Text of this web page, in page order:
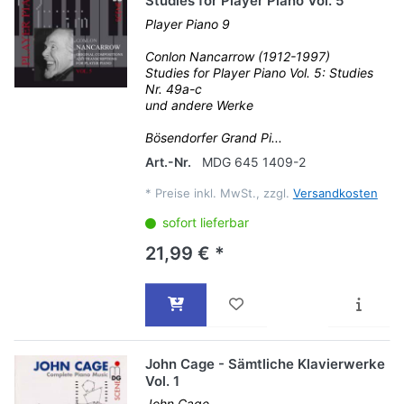
Player Piano 9
Conlon Nancarrow (1912-1997)
Studies for Player Piano Vol. 5: Studies
Nr. 49a-c
und andere Werke
Bösendorfer Grand Pi...
Art.-Nr.
MDG 645 1409-2
* Preise inkl. MwSt., zzgl. Versandkosten
sofort lieferbar
21,99 € *
John Cage - Sämtliche Klavierwerke
Vol. 1